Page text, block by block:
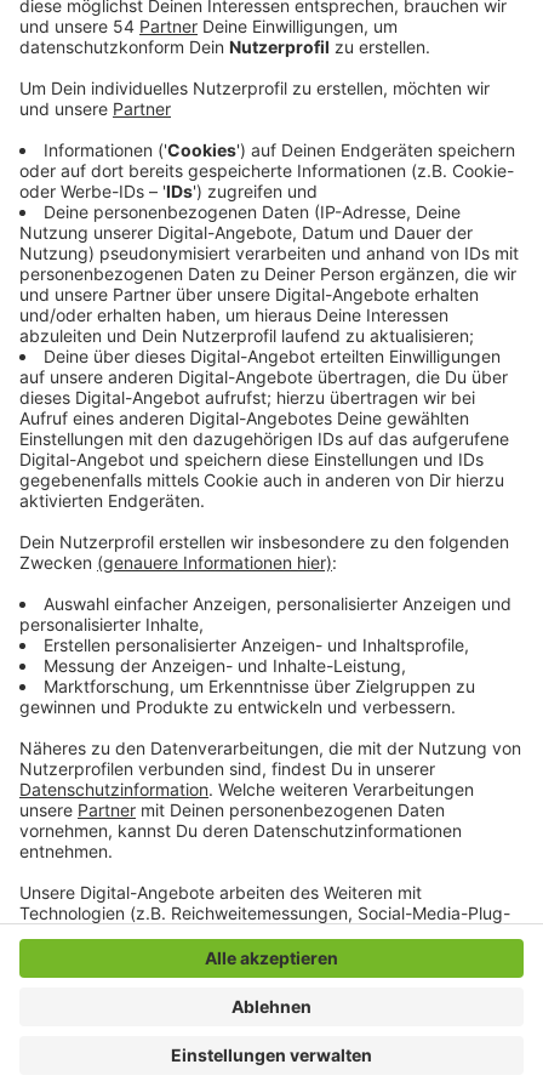
Anzeige
Der viele Regen und die hohen Pegelstände in den
Flüssen haben Deiche und Dämme aufgeweicht und
teilweise zu Überflutungen geführt. In Hamm haben
Mönchengladbacher Einsatzkräfte des THW geholfen,
einen Deich zu stabilisieren. Nach den Weihnachts-
Feiertagen wurde das Mönchengladbacher THW zur
Unterstützung angefordert. Insgesamt 36
Einsatzkräfte aus unserer Stadt machten sich
daraufhin auf den Weg nach Hamm. Dort füllten sie
zusammen mit zwei weiteren Ortsverbänden rund
20.000 Sandsäcke. Mit den Sandsäcken sollte der
sogenannte Ahse-Damm gegen die Wassermassen
stabilisiert werden, so das THW. Hunderte
Einsatzkräfte vor Ort hatten zuvor einen Sandsack-
Schichtbetrieb vom THW betrieben wird. Nach dem
Mönchengladbacher THW auch für weitere Einsätze
bereit.
Anzeige